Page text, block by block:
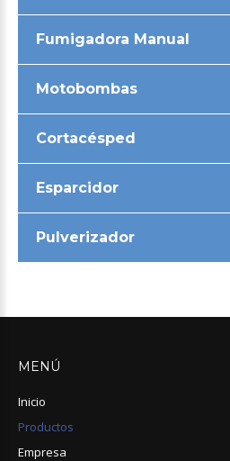
Fumigadora Manual
Motobombas
Cortacésped
Esparcidor
Pulverizador
MENÚ
Inicio
Productos
Empresa